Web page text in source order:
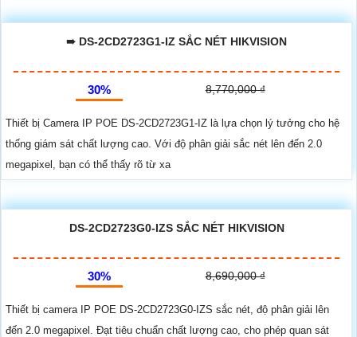
➠ DS-2CD2723G1-IZ SẮC NÉT HIKVISION
30% 8,770,000 ₫
Thiết bị Camera IP POE DS-2CD2723G1-IZ là lựa chọn lý tưởng cho hệ
thống giám sát chất lượng cao. Với độ phân giải sắc nét lên đến 2.0
megapixel, bạn có thể thấy rõ từ xa
DS-2CD2723G0-IZS SẮC NÉT HIKVISION
30% 8,690,000 ₫
Thiết bị camera IP POE DS-2CD2723G0-IZS sắc nét, độ phân giải lên
đến 2.0 megapixel. Đạt tiêu chuẩn chất lượng cao, cho phép quan sát